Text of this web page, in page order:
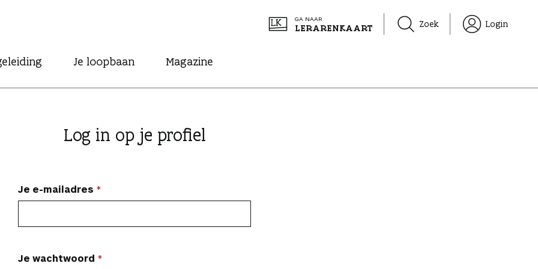
GA NAAR
LERARENKAART Zoek Login
Je loopbaan Magazine
Log in op je profiel
Je e-mailadres
Je wachtwoord